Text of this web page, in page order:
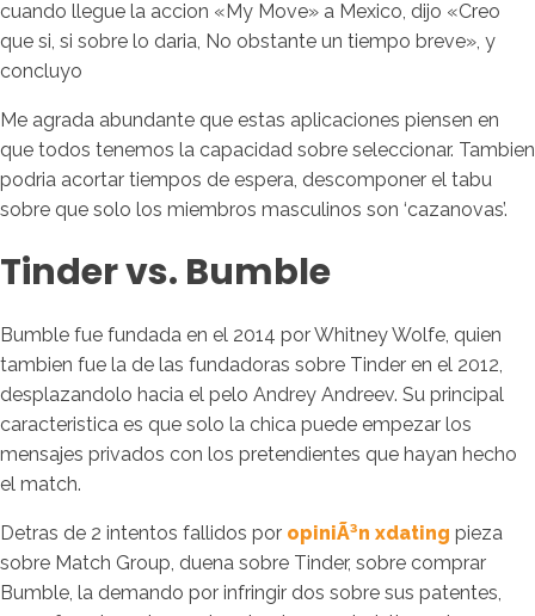
cuando llegue la accion «My Move» a Mexico, dijo «Creo
que si, si sobre lo daria, No obstante un tiempo breve», y
concluyo
Me agrada abundante que estas aplicaciones piensen en
que todos tenemos la capacidad sobre seleccionar. Tambien
podria acortar tiempos de espera, descomponer el tabu
sobre que solo los miembros masculinos son ‘cazanovas’.
Tinder vs. Bumble
Bumble fue fundada en el 2014 por Whitney Wolfe, quien
tambien fue la de las fundadoras sobre Tinder en el 2012,
desplazandolo hacia el pelo Andrey Andreev. Su principal
caracteristica es que solo la chica puede empezar los
mensajes privados con los pretendientes que hayan hecho
el match.
Detras de 2 intentos fallidos por opiniÃ³n xdating pieza
sobre Match Group, duena sobre Tinder, sobre comprar
Bumble, la demando por infringir dos sobre sus patentes,